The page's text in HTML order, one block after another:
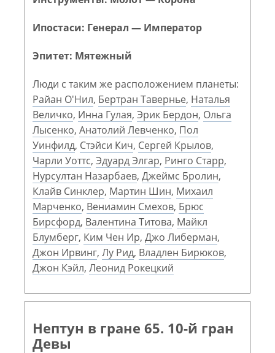
Ипостаси: Генерал — Император
Эпитет: Мятежный
Люди с таким же расположением планеты:
Райан О'Нил, Бертран Тавернье, Наталья
Величко, Инна Гулая, Эрик Бердон, Ольга
Лысенко, Анатолий Левченко, Пол
Уинфилд, Стэйси Кич, Сергей Крылов,
Чарли Уоттс, Эдуард Элгар, Ринго Старр,
Нурсултан Назарбаев, Джеймс Бролин,
Клайв Синклер, Мартин Шин, Михаил
Марченко, Вениамин Смехов, Брюс
Бирсфорд, Валентина Титова, Майкл
Блумберг, Ким Чен Ир, Джо Либерман,
Джон Ирвинг, Лу Рид, Владлен Бирюков,
Джон Кэйл, Леонид Рокецкий
Нептун в гране 65. 10-й гран
Девы